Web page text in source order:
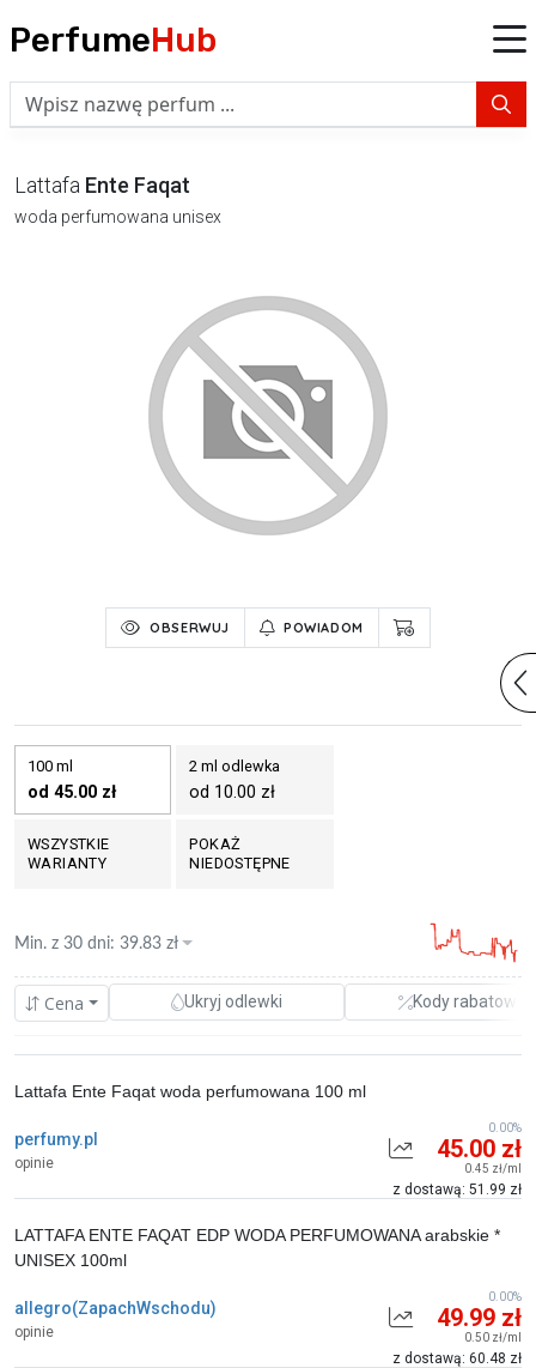
PerfumeHub
Lattafa Ente Faqat
woda perfumowana unisex
OBSERWUJ POWIADOM
100 ml
od 45.00 zł
2 ml odlewka
od 10.00 zł
WSZYSTKIE
WARIANTY
POKAŻ
NIEDOSTĘPNE
Cena Ukryj odlewki Kody rabatowe
Min. z 30 dni: 39.83 zł
perfumy.pl
opinie
Lattafa Ente Faqat woda perfumowana 100 ml
45.00 zł
0.45 zł/ml
z dostawą: 51.99 zł
0.00%
allegro(ZapachWschodu)
opinie
LATTAFA ENTE FAQAT EDP WODA PERFUMOWANA arabskie *
UNISEX 100ml
49.99 zł
0.50 zł/ml
z dostawą: 60.48 zł
0.00%